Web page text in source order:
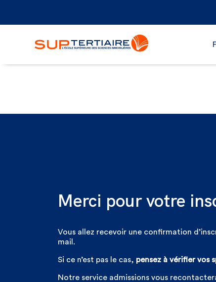
Merci pour votre
Vous allez recevoir une confirmation
mail.
Si ce n’est pas le cas, pensez à vérifier vos
Notre service admissions vous